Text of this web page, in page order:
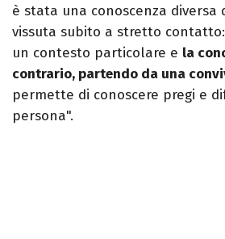
è stata una conoscenza diversa
vissuta subito a stretto
un contesto particolare e la
contrario, partendo da una
permette di conoscere pregi e
persona".